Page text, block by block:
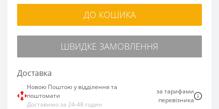
ДО КОШИКА
ШВИДКЕ ЗАМОВЛЕННЯ
Доставка
Новою Поштою у відділення та
поштомати
Доставимо за 24-48 годин
за тарифами
перевізника